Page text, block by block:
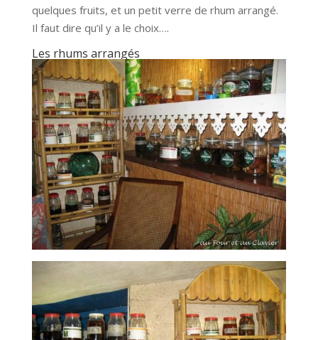
quelques fruits, et un petit verre de rhum arrangé.
Il faut dire qu’il y a le choix….
Les rhums arrangés